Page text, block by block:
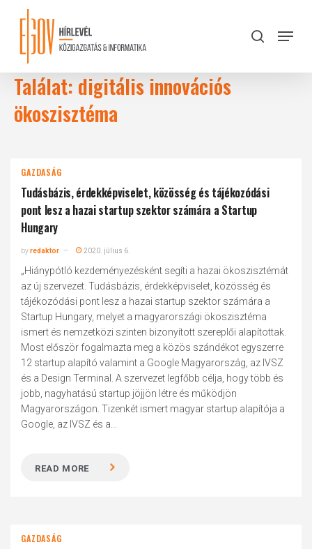
content
search
Menu
Találat: digitális innovációs
ökoszisztéma
GAZDASÁG
Tudásbázis, érdekképviselet, közösség és tájékozódási
pont lesz a hazai startup szektor számára a Startup
Hungary
byredaktor 2020. július 6.
„Hiánypótló kezdeményezésként segíti a hazai ökoszisztémát
az új szervezet. Tudásbázis, érdekképviselet, közösség és
tájékozódási pont lesz a hazai startup szektor számára a
Startup Hungary, melyet a magyarországi ökoszisztéma
ismert és nemzetközi szinten bizonyított szereplői alapítottak.
Most először fogalmazta meg a közös szándékot egyszerre
12 startup alapító valamint a Google Magyarország, az IVSZ
és a Design Terminal. A szervezet legfőbb célja, hogy több és
jobb, nagyhatású startup jöjjön létre és működjön
Magyarországon. Tizenkét ismert magyar startup alapítója a
Google, az IVSZ és a...
READ MORE
GAZDASÁG
Close